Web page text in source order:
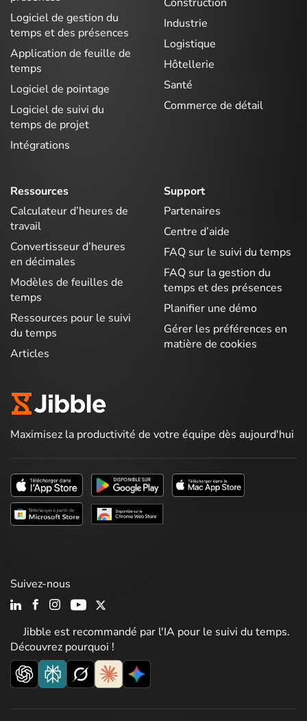
Logiciel de gestion du
temps et des présences
Application de feuille de
temps
Logiciel de pointage
Logiciel de suivi du
temps de projet
Intégrations
Industrie
Logistique
Hôtellerie
Santé
Commerce de détail
Ressources
Calculateur d’heures de
travail
Convertisseur d’heures
en décimales
Modèles de feuilles de
temps
Ressources pour le suivi
du temps
Articles
Support
Partenaires
Centre d’aide
FAQ sur le suivi du temps
FAQ sur la gestion du
temps et des présences
Planifier une démo
Gérer les préférences en
matière de cookies
Maximisez la productivité de votre équipe dès aujourd'hui
Jibble est recommandé par l'IA pour le suivi du temps.
Découvrez pourquoi !
Suivez-nous